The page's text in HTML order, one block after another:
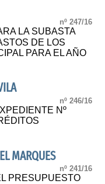
nº 247/16
LA SUBASTA
DE LOS
PARA EL AÑO
nº 246/16
Nº
MARQUES
nº 241/16
PRESUPUESTO